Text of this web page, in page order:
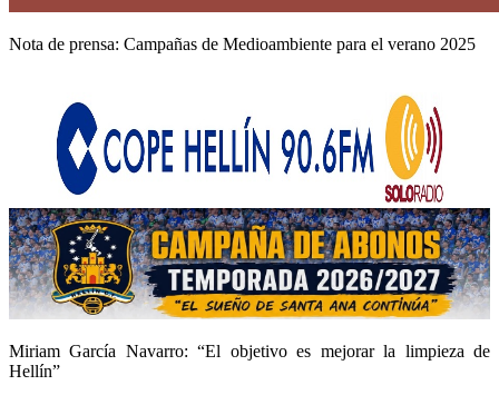
Nota de prensa: Campañas de Medioambiente para el verano 2025
Miriam García Navarro: “El objetivo es mejorar la limpieza de
Hellín”